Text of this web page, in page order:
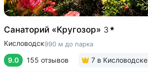
Санаторий «Кругозор» 3
Кисловодск990 м до парка
9.0 155 отзывов 7 в Кисловодске